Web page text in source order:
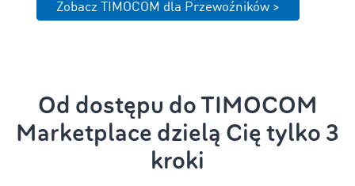
Zobacz TIMOCOM dla Przewoźników >
Od dostępu do TIMOCOM
Marketplace dzielą Cię tylko 3
kroki